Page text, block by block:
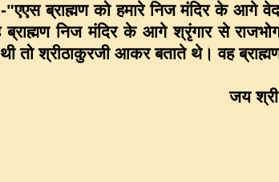
-"एएस ब्राह्मण को हमारे निज मंदिर के आगे
ब्राह्मण निज मंदिर के आगे श्रृंगार से
तो श्रीठाकुरजी आकर बताते थे। वह
जय